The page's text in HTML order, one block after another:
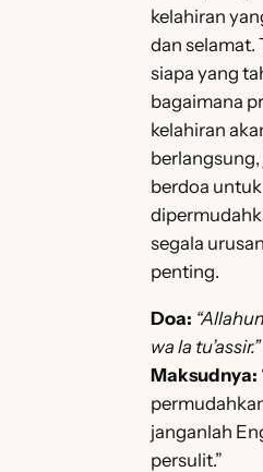
kelahiran
dan selamat.
siapa yang
bagaimana
kelahiran
berlangsung,
berdoa untuk
segala
penting.
Doa:
wa la tu’assir.”
Maksudnya:
janganlah
persulit.”